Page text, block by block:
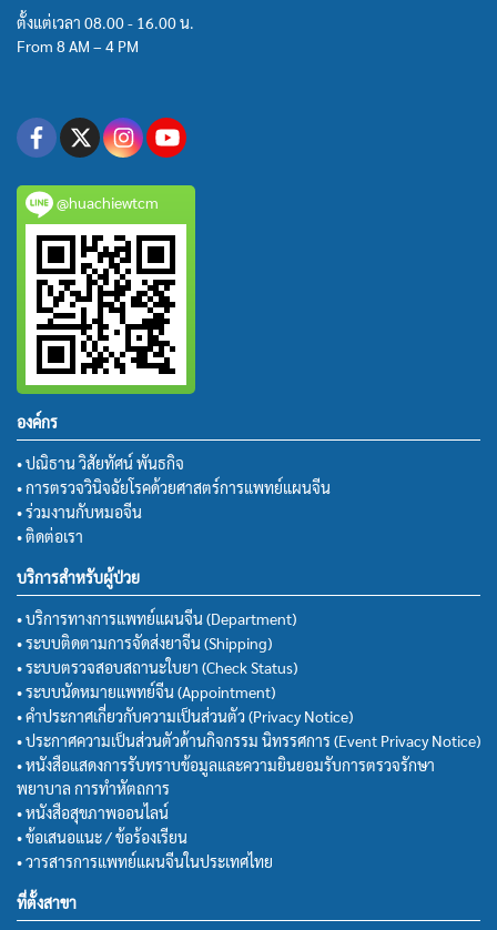
ตั้งแต่เวลา 08.00 - 16.00 น.
From 8 AM – 4 PM
@huachiewtcm
องค์กร
• ปณิธาน วิสัยทัศน์ พันธกิจ
• การตรวจวินิจฉัยโรคด้วยศาสตร์การแพทย์แผนจีน
• ร่วมงานกับหมอจีน
• ติดต่อเรา
บริการสำหรับผู้ป่วย
• บริการทางการแพทย์แผนจีน (Department)
• ระบบติดตามการจัดส่งยาจีน (Shipping)
• ระบบตรวจสอบสถานะใบยา (Check Status)
• ระบบนัดหมายแพทย์จีน (Appointment)
• คำประกาศเกี่ยวกับความเป็นส่วนตัว (Privacy Notice)
• ประกาศความเป็นส่วนตัวด้านกิจกรรม นิทรรศการ (Event Privacy Notice)
• หนังสือแสดงการรับทราบข้อมูลและความยินยอมรับการตรวจรักษา
พยาบาล การทำหัตถการ
• หนังสือสุขภาพออนไลน์
• ข้อเสนอแนะ / ข้อร้องเรียน
• วารสารการแพทย์แผนจีนในประเทศไทย
ที่ตั้งสาขา